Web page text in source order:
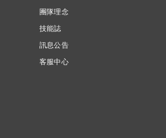
團隊理念
技能誌
訊息公告
客服中心